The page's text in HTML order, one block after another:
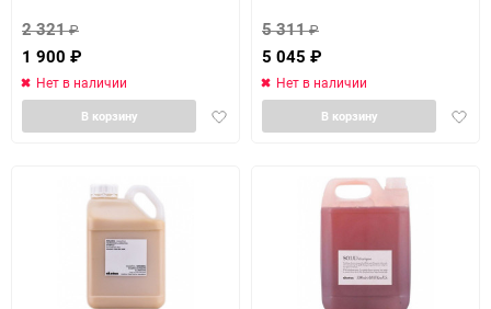
2 321₽
1 900 ₽
Нет в наличии
Добавить
В корзину
5 311₽
5 045 ₽
Нет в наличии
В корзину